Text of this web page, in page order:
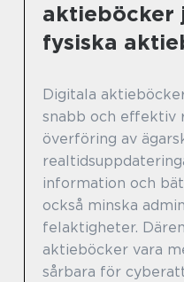
aktieböcker
fysiska
Digitala
snabb och effektiv
överföring av
information och
också minska
felaktigheter.
aktieböcker vara
sårbara för